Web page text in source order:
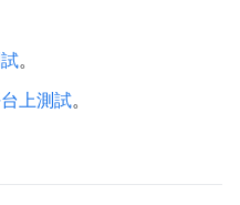
。
上測試。